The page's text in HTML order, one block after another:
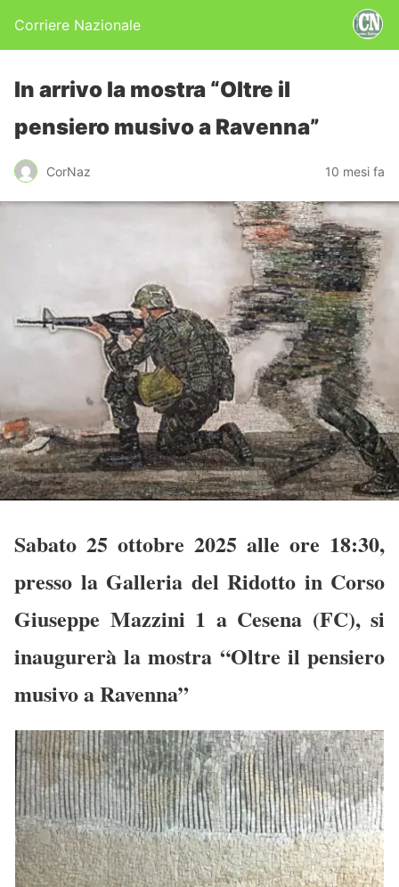
Corriere Nazionale
In arrivo la mostra “Oltre il
pensiero musivo a Ravenna”
CorNaz 10 mesi fa
Sabato 25 ottobre 2025 alle ore 18:30,
presso la Galleria del Ridotto in Corso
Giuseppe Mazzini 1 a Cesena (FC), si
inaugurerà la mostra “Oltre il pensiero
musivo a Ravenna”